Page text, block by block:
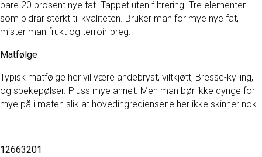
bare 20 prosent nye fat. Tappet uten filtrering. Tre elementer
som bidrar sterkt til kvaliteten. Bruker man for mye nye fat,
mister man frukt og terroir-preg.
Matfølge
Typisk matfølge her vil være andebryst, viltkjøtt, Bresse-kylling,
og spekepølser. Pluss mye annet. Men man bør ikke dynge for
mye på i maten slik at hovedingrediensene her ikke skinner nok.
12663201